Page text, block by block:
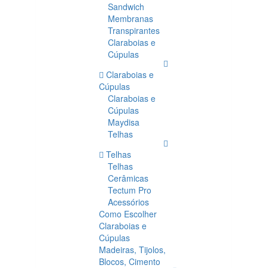
Sandwich
Membranas
Transpirantes
Claraboias e
Cúpulas
Claraboias e
Cúpulas
Claraboias e
Cúpulas
Maydisa
Telhas
Telhas
Telhas
Cerâmicas
Tectum Pro
Acessórios
Como Escolher
Claraboias e
Cúpulas
Madeiras, Tijolos,
Blocos, Cimento